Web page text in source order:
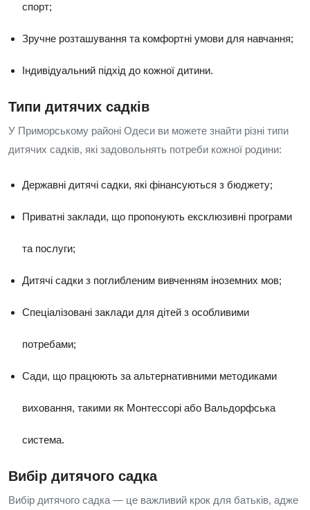
спорт;
Зручне розташування та комфортні умови для навчання;
Індивідуальний підхід до кожної дитини.
Типи дитячих садків
У Приморському районі Одеси ви можете знайти різні типи
дитячих садків, які задовольнять потреби кожної родини:
Державні дитячі садки, які фінансуються з бюджету;
Приватні заклади, що пропонують ексклюзивні програми
та послуги;
Дитячі садки з поглибленим вивченням іноземних мов;
Спеціалізовані заклади для дітей з особливими
потребами;
Сади, що працюють за альтернативними методиками
виховання, такими як Монтессорі або Вальдорфська
система.
Вибір дитячого садка
Вибір дитячого садка — це важливий крок для батьків, адже